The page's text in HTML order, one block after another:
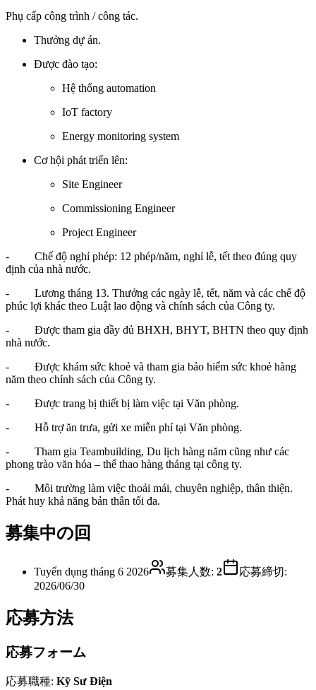
Phụ cấp công trình / công tác.
Thưởng dự án.
Được đào tạo:
Hệ thống automation
IoT factory
Energy monitoring system
Cơ hội phát triển lên:
Site Engineer
Commissioning Engineer
Project Engineer
- Chế độ nghỉ phép: 12 phép/năm, nghỉ lễ, tết theo đúng quy
định của nhà nước.
- Lương tháng 13. Thưởng các ngày lễ, tết, năm và các chế độ
phúc lợi khác theo Luật lao động và chính sách của Công ty.
- Được tham gia đầy đủ BHXH, BHYT, BHTN theo quy định
nhà nước.
- Được khám sức khoẻ và tham gia bảo hiểm sức khoẻ hàng
năm theo chính sách của Công ty.
- Được trang bị thiết bị làm việc tại Văn phòng.
- Hỗ trợ ăn trưa, gửi xe miễn phí tại Văn phòng.
- Tham gia Teambuilding, Du lịch hàng năm cũng như các
phong trào văn hóa – thể thao hàng tháng tại công ty.
- Môi trường làm việc thoải mái, chuyên nghiệp, thân thiện.
Phát huy khả năng bản thân tối đa.
募集中の回
Tuyển dụng tháng 6 2026 募集人数: 2 応募締切:
2026/06/30
応募方法
応募フォーム
応募職種: Kỹ Sư Điện